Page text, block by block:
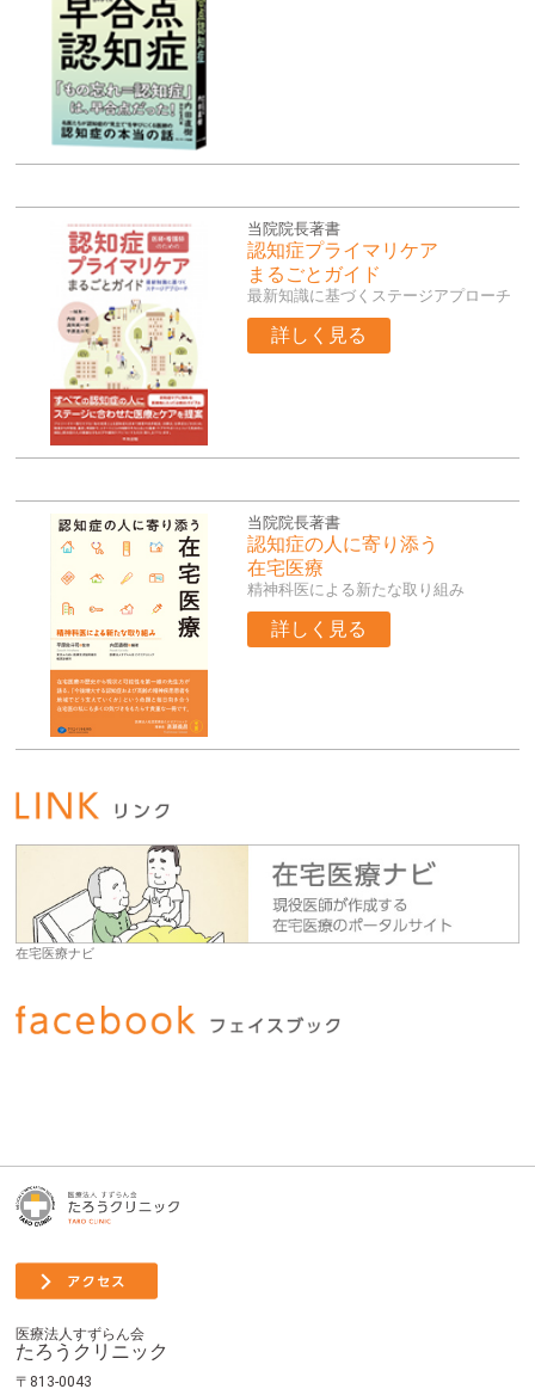
当院院長著書
認知症プライマリケア
まるごとガイド
最新知識に基づくステージアプローチ
詳しく見る
当院院長著書
認知症の人に寄り添う
在宅医療
精神科医による新たな取り組み
詳しく見る
在宅医療ナビ
医療法人すずらん会
たろうクリニック
〒813-0043